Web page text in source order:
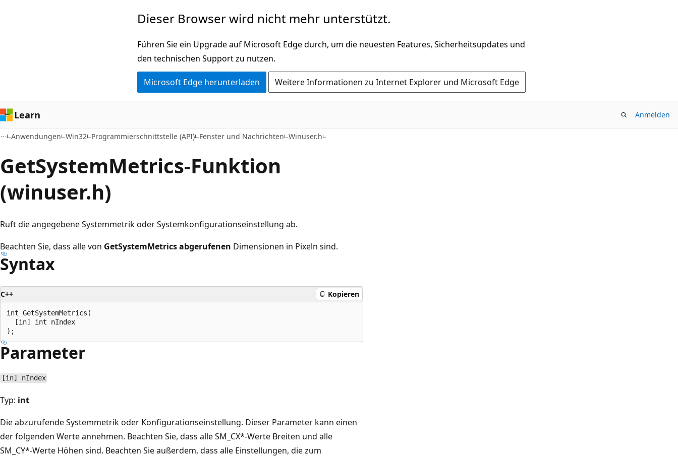
Dieser Browser wird nicht mehr unterstützt.
Führen Sie ein Upgrade auf Microsoft Edge durch, um die neuesten Features, Sicherheitsupdates und
den technischen Support zu nutzen.
Microsoft Edge herunterladen Weitere Informationen zu Internet Explorer und Microsoft Edge
Learn Anmelden
Anwendungen Win32 Programmierschnittstelle (API) Fenster und Nachrichten Winuser.h
GetSystemMetrics-Funktion
(winuser.h)
Ruft die angegebene Systemmetrik oder Systemkonfigurationseinstellung ab.
Beachten Sie, dass alle von GetSystemMetrics abgerufenen Dimensionen in Pixeln sind.
Syntax
C++ Kopieren
int GetSystemMetrics(
  [in] int nIndex
Parameter
[in] nIndex
Typ: int
Die abzurufende Systemmetrik oder Konfigurationseinstellung. Dieser Parameter kann einen
der folgenden Werte annehmen. Beachten Sie, dass alle SM_CX*-Werte Breiten und alle
SM_CY*-Werte Höhen sind. Beachten Sie außerdem, dass alle Einstellungen, die zum